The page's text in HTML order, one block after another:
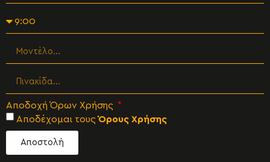
Αποδοχή Όρων Χρήσης
Αποδέχομαι τουςΌρους Χρήσης
Αποστολή